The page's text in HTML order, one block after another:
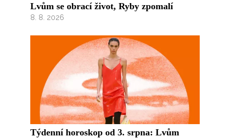
Lvům se obrací život, Ryby zpomalí
8. 8. 2026
Týdenní horoskop od 3. srpna: Lvům